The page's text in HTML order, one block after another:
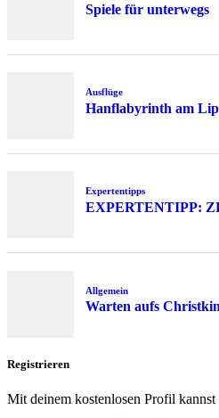
Spiele für unterwegs
Ausflüge
Hanflabyrinth am
Expertentipps
EXPERTENTIPP:
Allgemein
Warten aufs
Registrieren
Mit deinem kostenlosen Profil